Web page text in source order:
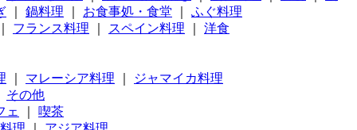
鍋料理 お食事処・食堂
ふぐ料理
フランス料理 スペイン料理
洋食
マレーシア料理
ジャマイカ料理
その他
ェ
喫茶